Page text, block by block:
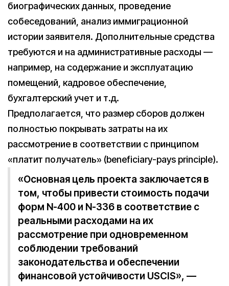
биографических данных, проведение
собеседований, анализ иммиграционной
истории заявителя. Дополнительные средства
требуются и на административные расходы —
например, на содержание и эксплуатацию
помещений, кадровое обеспечение,
бухгалтерский учет и т.д.
Предполагается, что размер сборов должен
полностью покрывать затраты на их
рассмотрение в соответствии с принципом
«платит получатель» (beneficiary-pays principle).
«Основная цель проекта заключается в
том, чтобы привести стоимость подачи
форм N-400 и N-336 в соответствие с
реальными расходами на их
рассмотрение при одновременном
соблюдении требований
законодательства и обеспечении
финансовой устойчивости USCIS», —